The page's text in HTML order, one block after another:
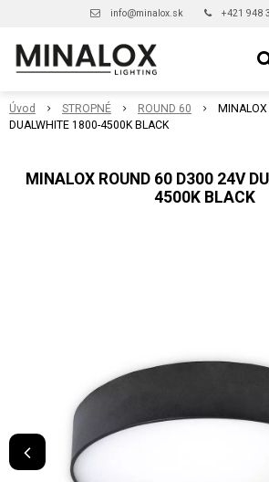
info@minalox.sk +421 948
Úvod STROPNÉ ROUND 60
DUALWHITE 1800-4500K BLACK
MINALOX ROUND 60 D300 24V
4500K BLACK